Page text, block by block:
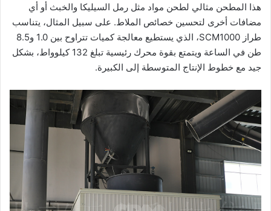
هذا المطحن مثالي لطحن مواد مثل رمل السيليكا والخبث أو أي
مضافات أخرى لتحسين خصائص الملاط. على سبيل المثال، يتناسب
طراز SCM1000، الذي يستطيع معالجة كميات تتراوح بين 1.0 و8.5
طن في الساعة ويتمتع بقوة محرك رئيسية تبلغ 132 كيلوواط، بشكل
جيد مع خطوط الإنتاج المتوسطة إلى الكبيرة.